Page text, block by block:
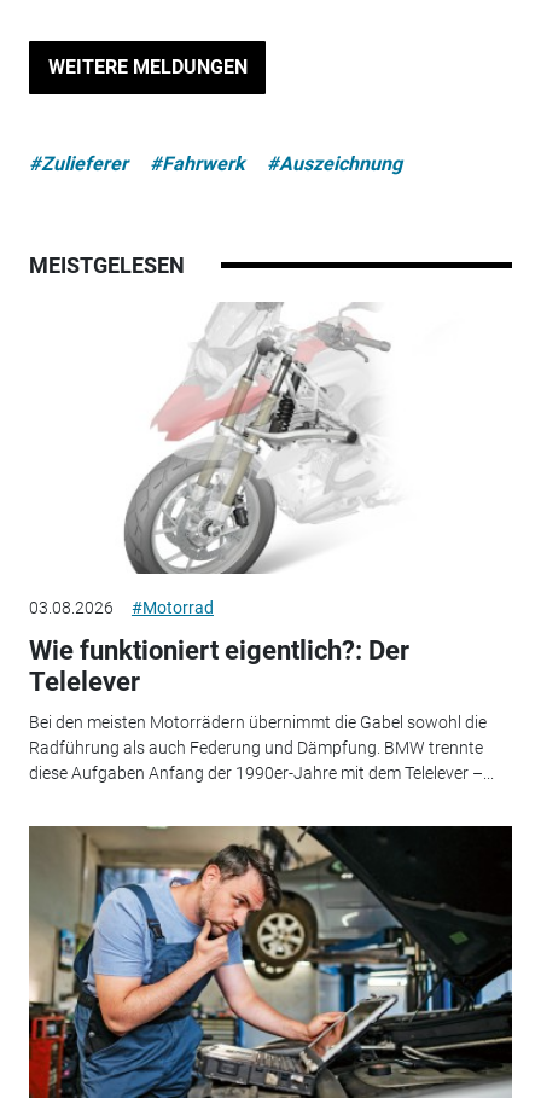
WEITERE MELDUNGEN
#Zulieferer #Fahrwerk #Auszeichnung
MEISTGELESEN
03.08.2026 #Motorrad
Wie funktioniert eigentlich?: Der
Telelever
Bei den meisten Motorrädern übernimmt die Gabel sowohl die
Radführung als auch Federung und Dämpfung. BMW trennte
diese Aufgaben Anfang der 1990er-Jahre mit dem Telelever –...